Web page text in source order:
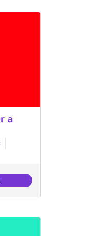
a
Presentació